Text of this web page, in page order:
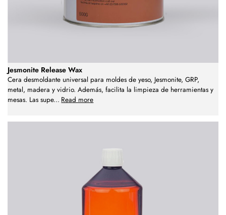
Jesmonite Release Wax
Cera desmoldante universal para moldes de yeso, Jesmonite, GRP,
metal, madera y vidrio. Además, facilita la limpieza de herramientas y
mesas. Las supe... Read more